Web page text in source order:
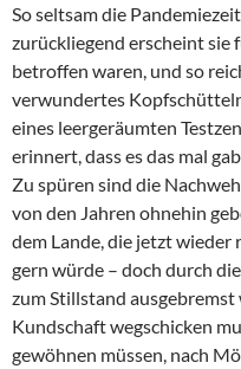
So seltsam die
zurückliegend erscheint sie
betroffen waren, und so
verwundertes
eines leergeräumten
erinnert, dass es das mal
Zu spüren sind die
von den Jahren ohnehin
dem Lande, die jetzt
gern würde – doch durch
zum Stillstand
Kundschaft wegschicken
gewöhnen müssen, nach